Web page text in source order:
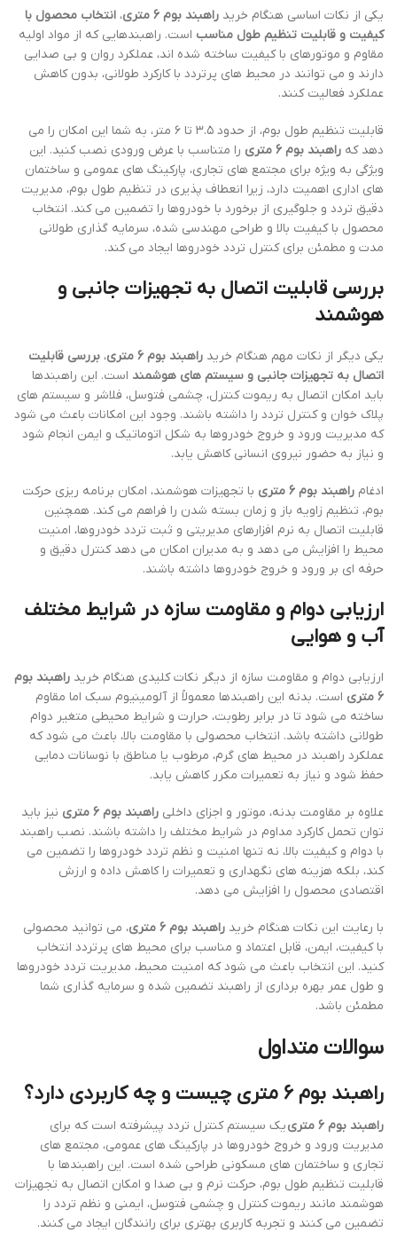
یکی از نکات اساسی هنگام خرید راهبند بوم 6 متری ، انتخاب محصول با
کیفیت و قابلیت تنظیم طول مناسب است. راهبندهایی که از مواد اولیه
مقاوم و موتورهای با کیفیت ساخته شده اند، عملکرد روان و بی صدایی
دارند و می توانند در محیط های پرتردد با کارکرد طولانی، بدون کاهش
عملکرد فعالیت کنند.
قابلیت تنظیم طول بوم، از حدود ۳.۵ تا ۶ متر، به شما این امکان را می
دهد که راهبند بوم 6 متری
را متناسب با عرض ورودی نصب کنید. این
ویژگی به ویژه برای مجتمع های تجاری، پارکینگ های عمومی و ساختمان
های اداری اهمیت دارد، زیرا انعطاف پذیری در تنظیم طول بوم، مدیریت
دقیق تردد و جلوگیری از برخورد با خودروها را تضمین می کند. انتخاب
محصول با کیفیت بالا و طراحی مهندسی شده، سرمایه گذاری طولانی
مدت و مطمئن برای کنترل تردد خودروها ایجاد می کند.
بررسی قابلیت اتصال به تجهیزات جانبی و
هوشمند
یکی دیگر از نکات مهم هنگام خرید راهبند بوم 6 متری ، بررسی قابلیت
اتصال به تجهیزات جانبی و سیستم های هوشمند است. این راهبندها
باید امکان اتصال به ریموت کنترل، چشمی فتوسل، فلاشر و سیستم های
پلاک خوان و کنترل تردد را داشته باشند. وجود این امکانات باعث می شود
که مدیریت ورود و خروج خودروها به شکل اتوماتیک و ایمن انجام شود
و نیاز به حضور نیروی انسانی کاهش یابد.
ادغام راهبند بوم 6 متری
با تجهیزات هوشمند، امکان برنامه ریزی حرکت
بوم، تنظیم زاویه باز و زمان بسته شدن را فراهم می کند. همچنین
قابلیت اتصال به نرم افزارهای مدیریتی و ثبت تردد خودروها، امنیت
محیط را افزایش می دهد و به مدیران امکان می دهد کنترل دقیق و
حرفه ای بر ورود و خروج خودروها داشته باشند.
ارزیابی دوام و مقاومت سازه در شرایط مختلف
آب و هوایی
ارزیابی دوام و مقاومت سازه از دیگر نکات کلیدی هنگام خرید راهبند بوم
6 متری
است. بدنه این راهبندها معمولاً از آلومینیوم سبک اما مقاوم
ساخته می شود تا در برابر رطوبت، حرارت و شرایط محیطی متغیر دوام
طولانی داشته باشد. انتخاب محصولی با مقاومت بالا، باعث می شود که
عملکرد راهبند در محیط های گرم، مرطوب یا مناطق با نوسانات دمایی
حفظ شود و نیاز به تعمیرات مکرر کاهش یابد.
علاوه بر مقاومت بدنه، موتور و اجزای داخلی راهبند بوم 6 متری
نیز باید
توان تحمل کارکرد مداوم در شرایط مختلف را داشته باشند. نصب راهبند
با دوام و کیفیت بالا، نه تنها امنیت و نظم تردد خودروها را تضمین می
کند، بلکه هزینه های نگهداری و تعمیرات را کاهش داده و ارزش
اقتصادی محصول را افزایش می دهد.
با رعایت این نکات هنگام خرید راهبند بوم 6 متری
، می توانید محصولی
با کیفیت، ایمن، قابل اعتماد و مناسب برای محیط های پرتردد انتخاب
کنید. این انتخاب باعث می شود که امنیت محیط، مدیریت تردد خودروها
و طول عمر بهره برداری از راهبند تضمین شده و سرمایه گذاری شما
مطمئن باشد.
سوالات متداول
راهبند بوم 6 متری چیست و چه کاربردی دارد؟
راهبند بوم 6 متری
یک سیستم کنترل تردد پیشرفته است که برای
مدیریت ورود و خروج خودروها در پارکینگ های عمومی، مجتمع های
تجاری و ساختمان های مسکونی طراحی شده است. این راهبندها با
قابلیت تنظیم طول بوم، حرکت نرم و بی صدا و امکان اتصال به تجهیزات
هوشمند مانند ریموت کنترل و چشمی فتوسل، ایمنی و نظم تردد را
تضمین می کنند و تجربه کاربری بهتری برای رانندگان ایجاد می کنند.